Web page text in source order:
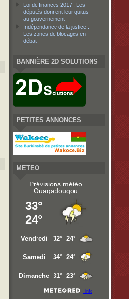
Loi de finances 2017 : Les
députés donnent leur quitus
au gouvernement
Indépendance de la justice :
Les zones de blocages en
débat
BANNIÈRE 2D SOLUTIONS
PETITES ANNONCES
METEO
Prévisions météo
Ouagadougou